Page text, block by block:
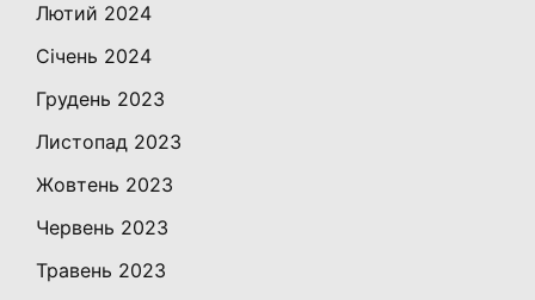
Лютий 2024
Січень 2024
Грудень 2023
Листопад 2023
Жовтень 2023
Червень 2023
Травень 2023